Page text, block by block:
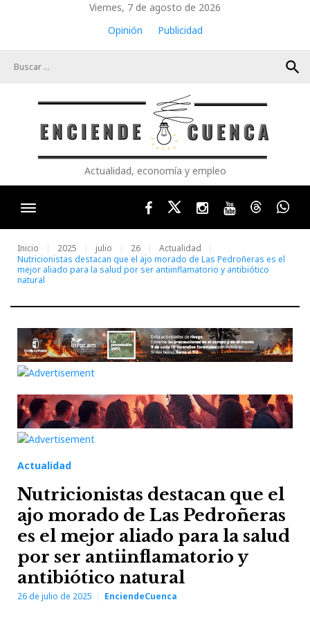
Viernes, 7 de agosto de 2026
Opinión
Publicidad
search
Actualidad, economía y empleo
FacebookTwitterInstagram
YoutubeThreads
Inicio 2025 julio 26
Actualidad
Nutricionistas destacan que el ajo morado de Las Pedroñeras es el
mejor aliado para la salud por ser antiinflamatorio y antibiótico
natural
Actualidad
Nutricionistas destacan que el
ajo morado de Las Pedroñeras
es el mejor aliado para la salud
por ser antiinflamatorio y
antibiótico natural
26 de julio de 2025 EnciendeCuenca